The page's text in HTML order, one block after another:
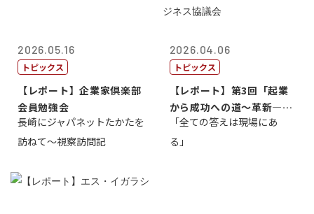
2026.05.16
トピックス
【レポート】企業家倶楽部
会員勉強会
長崎にジャパネットたかたを
訪ねて～視察訪問記
2026.04.06
トピックス
【レポート】第3回「起業
から成功への道～革新―挑
戦の先にある...
「全ての答えは現場にあ
る」